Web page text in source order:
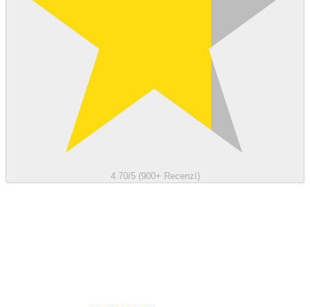
4.70/5 (900+ Recenzí)